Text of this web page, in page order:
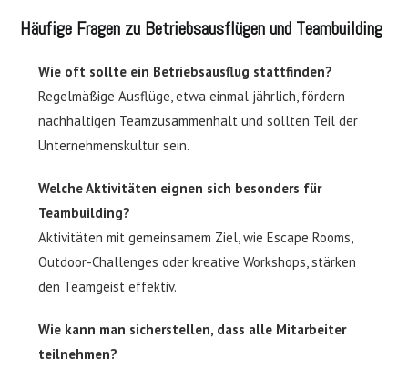
Häufige Fragen zu Betriebsausflügen und Teambuilding
Wie oft sollte ein Betriebsausflug stattfinden?
Regelmäßige Ausflüge, etwa einmal jährlich, fördern
nachhaltigen Teamzusammenhalt und sollten Teil der
Unternehmenskultur sein.
Welche Aktivitäten eignen sich besonders für
Teambuilding?
Aktivitäten mit gemeinsamem Ziel, wie Escape Rooms,
Outdoor-Challenges oder kreative Workshops, stärken
den Teamgeist effektiv.
Wie kann man sicherstellen, dass alle Mitarbeiter
teilnehmen?